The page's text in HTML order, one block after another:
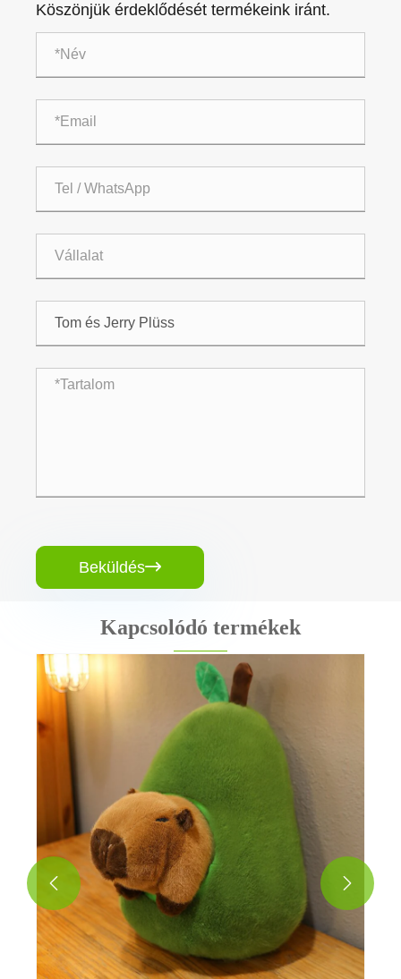
Köszönjük érdeklődését termékeink iránt.
Beküldés
Kapcsolódó termékek
 